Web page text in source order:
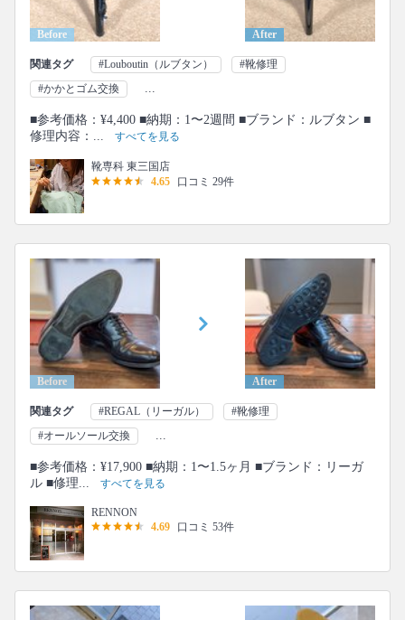
Before After
関連タグ #Louboutin（ルブタン）
#靴修理
#かかとゴム交換
...
■参考価格：¥4,400 ■納期：1〜2週間 ■ブランド：ルブタン ■
修理内容：...
すべてを見る
靴専科 東三国店
4.65
口コミ 29件
Before After
関連タグ #REGAL（リーガル）
#靴修理
#オールソール交換
...
■参考価格：¥17,900 ■納期：1〜1.5ヶ月 ■ブランド：リーガ
ル ■修理...
すべてを見る
RENNON
4.69
口コミ 53件